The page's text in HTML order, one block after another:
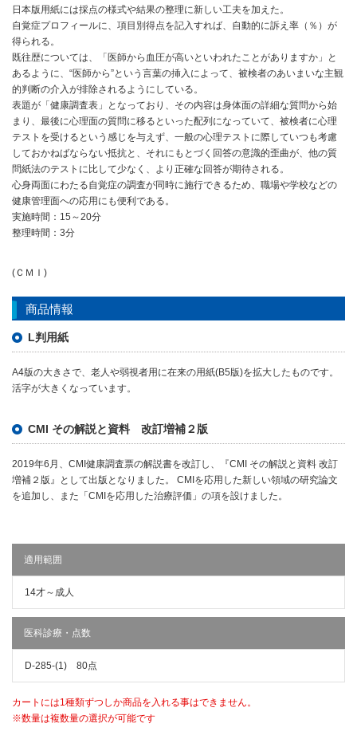
日本版用紙には採点の様式や結果の整理に新しい工夫を加えた。
自覚症プロフィールに、項目別得点を記入すれば、自動的に訴え率（％）が
得られる。
既往歴については、「医師から血圧が高いといわれたことがありますか」と
あるように、“医師から”という言葉の挿入によって、被検者のあいまいな主観
的判断の介入が排除されるようにしている。
表題が「健康調査表」となっており、その内容は身体面の詳細な質問から始
まり、最後に心理面の質問に移るといった配列になっていて、被検者に心理
テストを受けるという感じを与えず、一般の心理テストに際していつも考慮
しておかねばならない抵抗と、それにもとづく回答の意識的歪曲が、他の質
問紙法のテストに比して少なく、より正確な回答が期待される。
心身両面にわたる自覚症の調査が同時に施行できるため、職場や学校などの
健康管理面への応用にも便利である。
実施時間：15～20分
整理時間：3分
(ＣＭＩ)
商品情報
L判用紙
A4版の大きさで、老人や弱視者用に在来の用紙(B5版)を拡大したものです。
活字が大きくなっています。
CMI その解説と資料 改訂増補２版
2019年6月、CMI健康調査票の解説書を改訂し、『CMI その解説と資料 改訂
増補２版』として出版となりました。 CMIを応用した新しい領域の研究論文
を追加し、また「CMIを応用した治療評価」の項を設けました。
適用範囲
14才～成人
医科診療・点数
D-285-(1) 80点
カートには1種類ずつしか商品を入れる事はできません。
※数量は複数量の選択が可能です